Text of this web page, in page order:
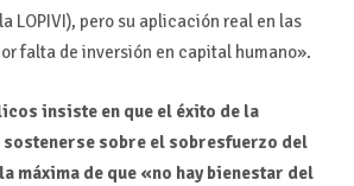
LOPIVI), pero su aplicación real en las
falta de inversión en capital humano».
insiste en que el éxito de la
sobre el sobresfuerzo del
máxima de que «no hay bienestar del